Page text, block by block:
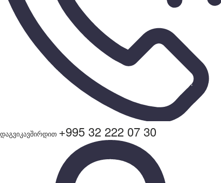
დაგვიკავშირდით +995 32 222 07 30